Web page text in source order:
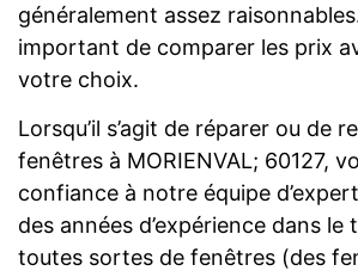
généralement assez
important de comparer les prix
votre choix.
Lorsqu’il s’agit de réparer ou de
fenêtres à MORIENVAL; 60127,
confiance à notre équipe
des années d’expérience dans
toutes sortes de fenêtres (des